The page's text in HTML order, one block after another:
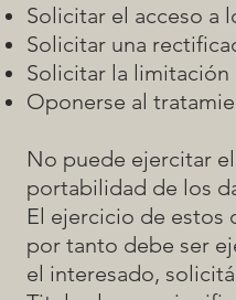
Solicitar el acceso a
Solicitar una
Solicitar la
Oponerse al
No puede ejercitar
portabilidad de los
El ejercicio de estos
por tanto debe ser
el interesado,